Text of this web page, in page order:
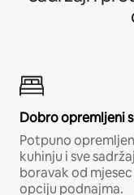
Dobro opremljeni
Potpuno
kuhinju i sve
boravak od mjesec
opciju podnajma.